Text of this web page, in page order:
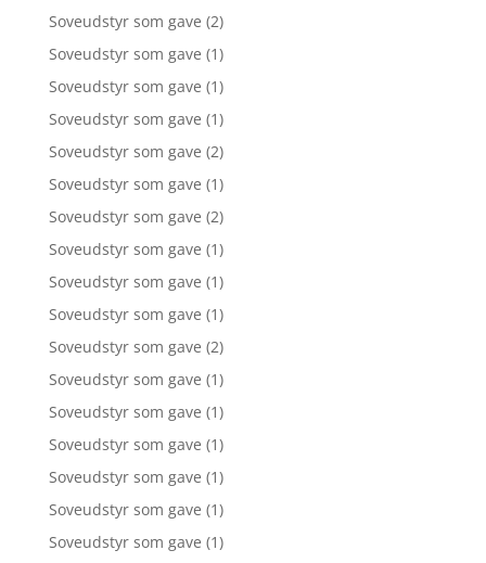
Soveudstyr som gave (2)
Soveudstyr som gave (1)
Soveudstyr som gave (1)
Soveudstyr som gave (1)
Soveudstyr som gave (2)
Soveudstyr som gave (1)
Soveudstyr som gave (2)
Soveudstyr som gave (1)
Soveudstyr som gave (1)
Soveudstyr som gave (1)
Soveudstyr som gave (2)
Soveudstyr som gave (1)
Soveudstyr som gave (1)
Soveudstyr som gave (1)
Soveudstyr som gave (1)
Soveudstyr som gave (1)
Soveudstyr som gave (1)